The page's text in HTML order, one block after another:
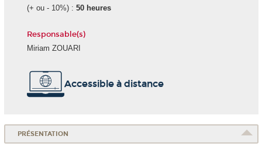
(+ ou - 10%) : 50 heures
Responsable(s)
Miriam ZOUARI
Accessible à distance
PRÉSENTATION